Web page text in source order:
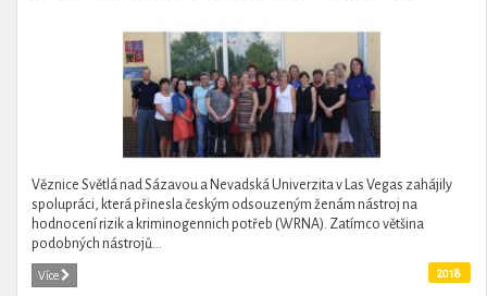
Věznice Světlá nad Sázavou a Nevadská Univerzita v Las Vegas zahájily
spolupráci, která přinesla českým odsouzeným ženám nástroj na
hodnocení rizik a kriminogennich potřeb (WRNA). Zatímco většina
podobných nástrojů...
Více 2018